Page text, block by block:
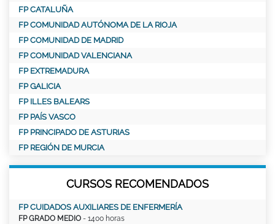
FP CATALUÑA
FP COMUNIDAD AUTÓNOMA DE LA RIOJA
FP COMUNIDAD DE MADRID
FP COMUNIDAD VALENCIANA
FP EXTREMADURA
FP GALICIA
FP ILLES BALEARS
FP PAÍS VASCO
FP PRINCIPADO DE ASTURIAS
FP REGIÓN DE MURCIA
CURSOS RECOMENDADOS
FP CUIDADOS AUXILIARES DE ENFERMERÍA
FP GRADO MEDIO - 1400 horas